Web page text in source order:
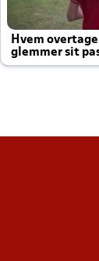
Hvem
glemmer sit
altid til efter